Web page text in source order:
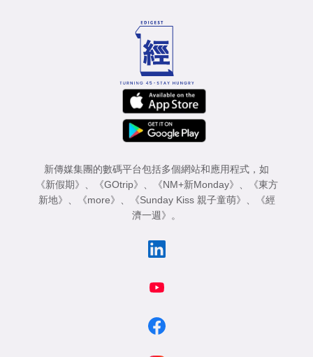
新傳媒集團的數碼平台包括多個網站和應用程式，如
《新假期》
《GOtrip》 《NM+新Monday》
《東方
新地》
《more》 《Sunday Kiss 親子童萌》
《經
濟一週》
。